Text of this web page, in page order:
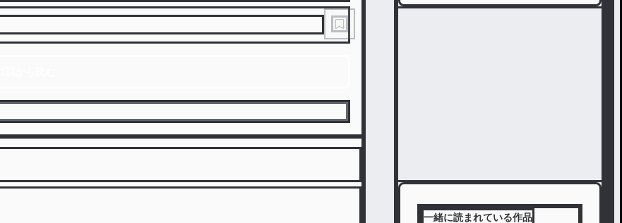
一緒に読まれている作品